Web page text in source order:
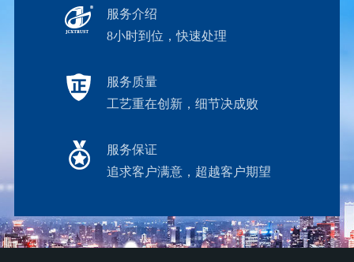
服务介绍
8小时到位，快速处理
服务质量
工艺重在创新，细节决成败
服务保证
追求客户满意，超越客户期望